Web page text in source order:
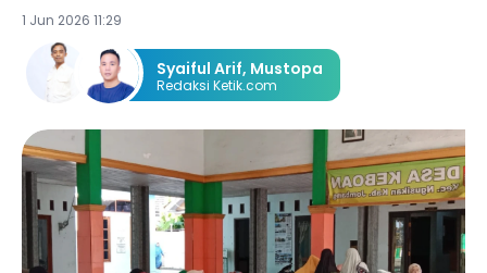
1 Jun 2026 11:29
Syaiful Arif, Mustopa
Redaksi Ketik.com